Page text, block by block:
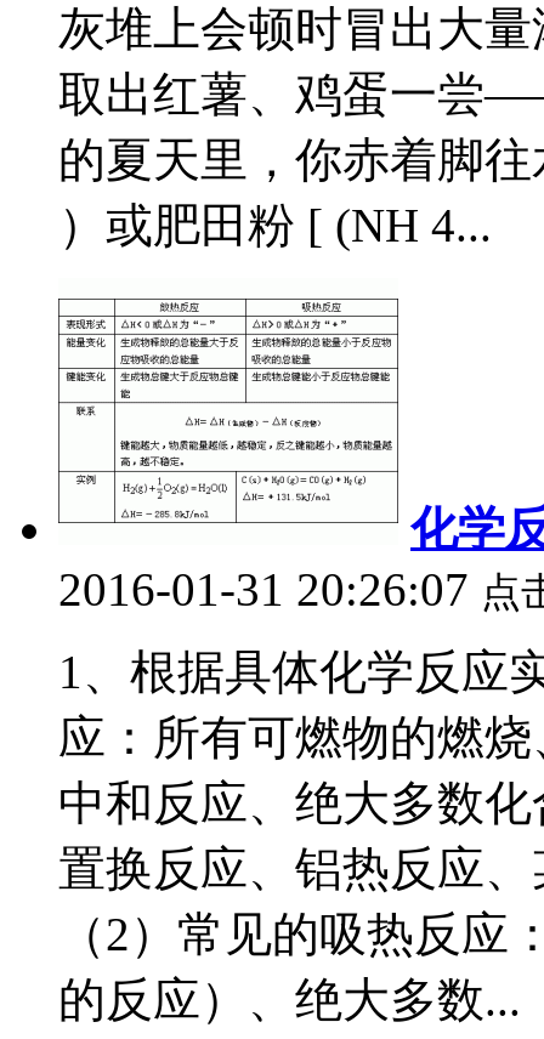
灰堆上会顿时冒出大
取出红薯、鸡蛋一尝
的夏天里，你赤着脚
）或肥田粉 [ (NH 4...
化学
2016-01-31 20:26:07 点
1、根据具体化学反应
应：所有可燃物的燃
中和反应、绝大多数
置换反应、铝热反应
（2）常见的吸热反应
的反应）、绝大多数...